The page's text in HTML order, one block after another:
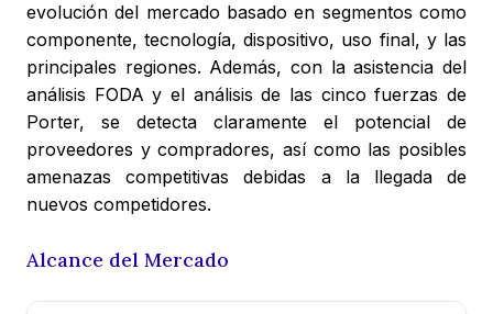
evolución del mercado basado en segmentos como
componente, tecnología, dispositivo, uso final, y las
principales regiones. Además, con la asistencia del
análisis FODA y el análisis de las cinco fuerzas de
Porter, se detecta claramente el potencial de
proveedores y compradores, así como las posibles
amenazas competitivas debidas a la llegada de
nuevos competidores.
Alcance del Mercado